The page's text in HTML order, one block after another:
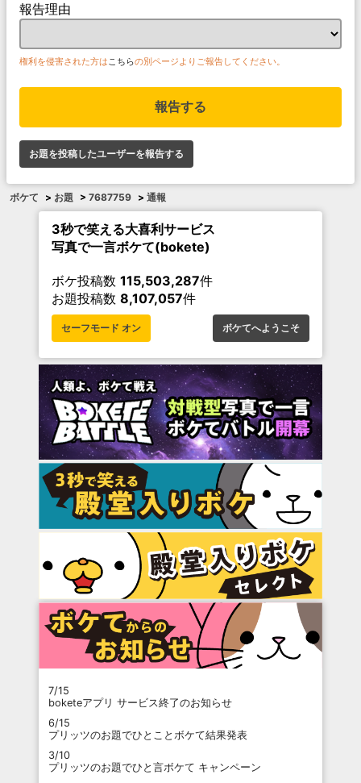
報告理由
権利を侵害された方はこちらの別ページよりご報告してください。
報告する
お題を投稿したユーザーを報告する
ボケて > お題 > 7687759 > 通報
3秒で笑える大喜利サービス
写真で一言ボケて(bokete)
ボケ投稿数 115,503,287件
お題投稿数 8,107,057件
セーフモード オン ボケてへようこそ
7/15
boketeアプリ サービス終了のお知らせ
6/15
プリッツのお題でひとことボケて結果発表
3/10
プリッツのお題でひと言ボケて キャンペーン